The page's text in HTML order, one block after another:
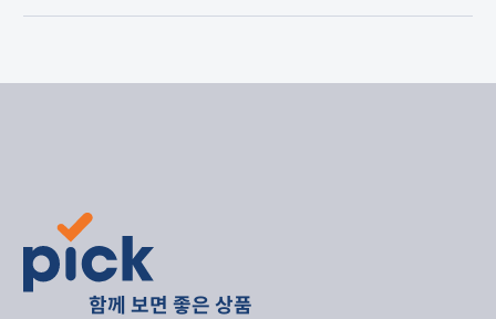
함께 보면 좋은 상품